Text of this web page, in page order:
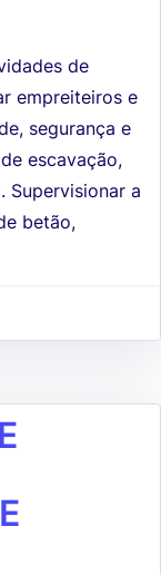
de
empreiteiros e
segurança e
escavação,
Supervisionar a
betão,